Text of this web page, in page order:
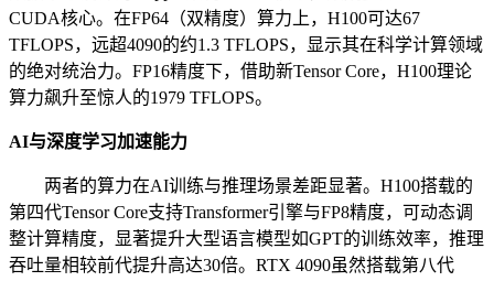
CUDA核心。在FP64（双精度）算力上，H100可达67
TFLOPS，远超4090的约1.3 TFLOPS，显示其在科学计算领域
的绝对统治力。FP16精度下，借助新Tensor Core，H100理论
算力飙升至惊人的1979 TFLOPS。
AI与深度学习加速能力
两者的算力在AI训练与推理场景差距显著。H100搭载的
第四代Tensor Core支持Transformer引擎与FP8精度，可动态调
整计算精度，显著提升大型语言模型如GPT的训练效率，推理
吞吐量相较前代提升高达30倍。RTX 4090虽然搭载第八代